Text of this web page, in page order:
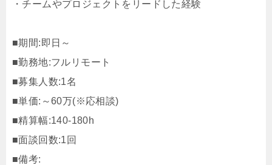
・チームやプロジェクトをリードした経験
■期間:即日～
■勤務地:フルリモート
■募集人数:1名
■単価:～60万(※応相談)
■精算幅:140-180h
■面談回数:1回
■備考: